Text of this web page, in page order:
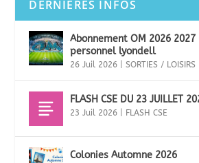
DERNIÈRES INFOS
Abonnement OM 2026 2027
personnel lyondell
26 Juil 2026 |SORTIES / LOISIRS
FLASH CSE DU 23 JUILLET
23 Juil 2026 FLASH CSE
Colonies Automne 2026